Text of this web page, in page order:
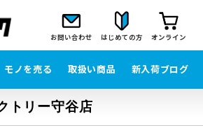
お問い合わせ はじめての方 オンライン
モノを売る 取扱い商品 新入荷ブログ
トリー守谷店